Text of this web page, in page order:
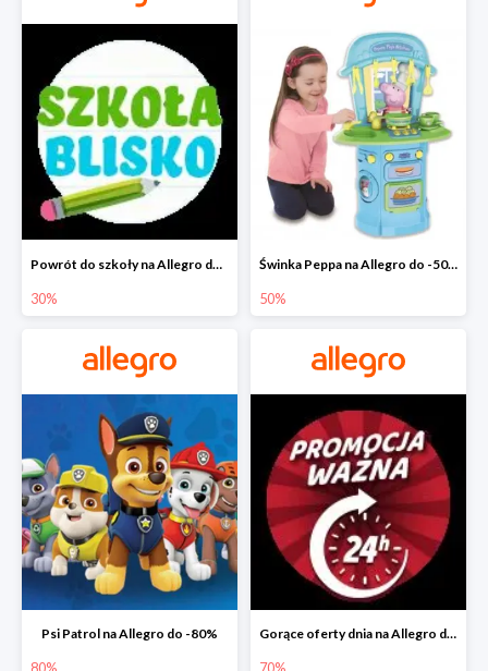
Powrót do szkoły na Allegro do -30%
30%
Świnka Peppa na Allegro do -50%
50%
Psi Patrol na Allegro do -80% Gorące oferty dnia na Allegro do -50%